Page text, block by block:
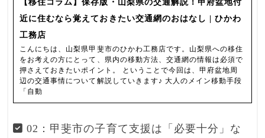
【移住コラム】保存版・山梨県の交通解説！甲府盆地付
近に住むなら覚えておきたい交通網のおはなし | ひかわ
工務店
こんにちは、山梨県甲斐市のひかわ工務店です。山梨県への移住
をお考えの方にとって、県内の移動方法、交通網の情報は必須で
押さえておきたいポイント。 ということで今回は、甲府盆地周
辺の交通事情について解説していきます♪ 大人のメイン移動手段
「自動
02：甲斐市の子育て支援は「必要十分」な